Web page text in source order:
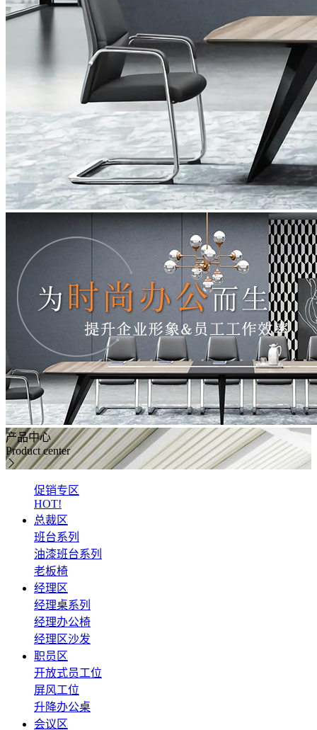
产品中心
Product center
促销专区
HOT!
总裁区
班台系列
油漆班台系列
老板椅
经理区
经理桌系列
经理办公椅
经理区沙发
职员区
开放式员工位
屏风工位
升降办公桌
会议区